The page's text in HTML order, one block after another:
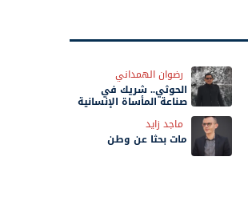
رضوان الهمداني
الحوثي.. شريك في
صناعة المأساة الإنسانية
ماجد زايد
مات بحثًا عن وطن